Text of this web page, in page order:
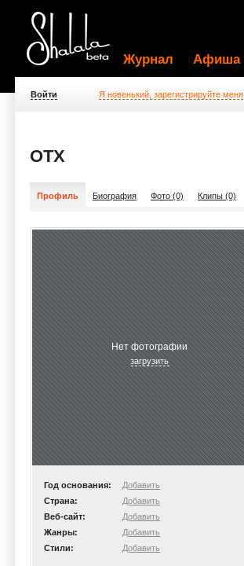
Журнал Афиша
Войти Я новенький, зарегистрируйте меня
OTX
Профиль Биография Фото (0) Клипы (0)
Нет фотографии
загрузить
Год основания:
Добавить
Страна:
Добавить
Веб-сайт:
Добавить
Жанры:
Добавить
Стили:
Добавить